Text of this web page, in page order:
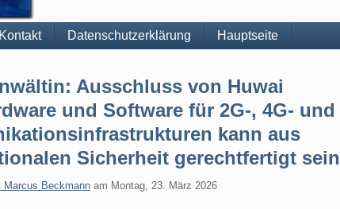
Kontakt Datenschutzerklärung Hauptseite
Ausschluss von Huwai
und Software für 2G-, 4G- und
kann aus
Sicherheit gerechtfertigt sein
Marcus Beckmann am Montag, 23. März 2026